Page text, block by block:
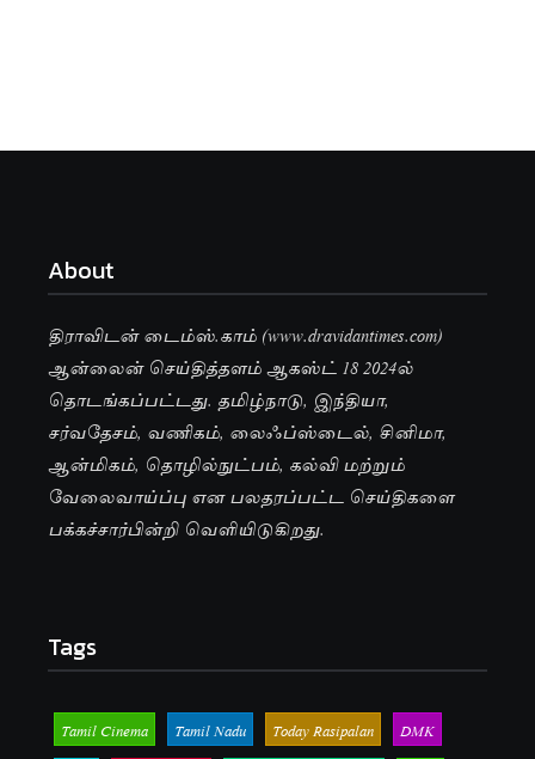
About
திராவிடன் டைம்ஸ்.காம் (www.dravidantimes.com)
ஆன்லைன் செய்தித்தளம் ஆகஸ்ட் 18 2024ல்
தொடங்கப்பட்டது. தமிழ்நாடு, இந்தியா,
சர்வதேசம், வணிகம், லைஃப்ஸ்டைல், சினிமா,
ஆன்மிகம், தொழில்நுட்பம், கல்வி மற்றும்
வேலைவாய்ப்பு என பலதரப்பட்ட செய்திகளை
பக்கச்சார்பின்றி வெளியிடுகிறது.
Tags
Tamil Cinema Tamil Nadu Today Rasipalan
DMK